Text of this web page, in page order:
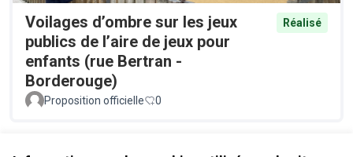
Voilages d’ombre sur les jeux
publics de l’aire de jeux pour
enfants (rue Bertran -
Borderouge)
Réalisé
Proposition officielle 0